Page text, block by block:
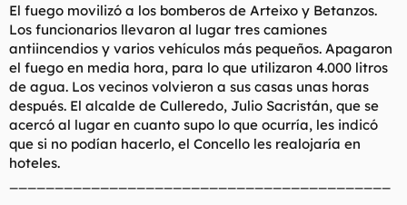
El fuego movilizó a los bomberos de Arteixo y Betanzos.
Los funcionarios llevaron al lugar tres camiones
antiincendios y varios vehículos más pequeños. Apagaron
el fuego en media hora, para lo que utilizaron 4.000 litros
de agua. Los vecinos volvieron a sus casas unas horas
después. El alcalde de Culleredo, Julio Sacristán, que se
acercó al lugar en cuanto supo lo que ocurría, les indicó
que si no podían hacerlo, el Concello les realojaría en
hoteles.